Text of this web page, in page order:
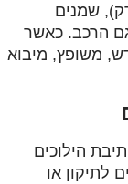
שמנים
הרכב. כאשר
משופץ, מיבוא
הילוכים
לתיקון או